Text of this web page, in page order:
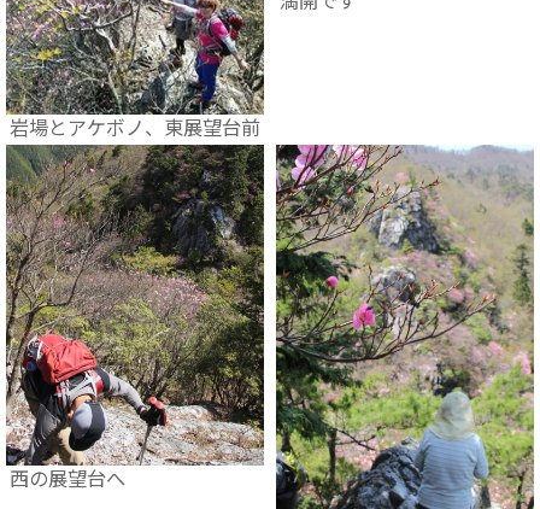
岩場とアケボノ、東展望台前
西の展望台へ